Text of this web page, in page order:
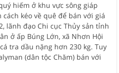
hiếm ở khu vực sông giáp
kéo về quê để bán với giá
lãnh đạo Chi cục Thủy sản tỉnh
ở ấp Búng Lớn, xã Nhơn Hội
tra dầu nặng hơn 230 kg. Tuy
(dân tộc Chăm) bán với